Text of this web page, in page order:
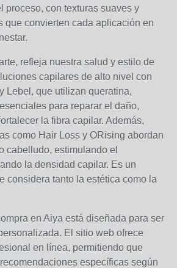
proceso, con texturas suaves y
que convierten cada aplicación en
refleja nuestra salud y estilo de
capilares de alto nivel con
Lebel, que utilizan queratina,
para reparar el daño,
la fibra capilar. Además,
como Hair Loss y ORising abordan
cabelludo, estimulando el
la densidad capilar. Es un
considera tanto la estética como la
en Aiya está diseñada para ser
El sitio web ofrece
en línea, permitiendo que
específicas según